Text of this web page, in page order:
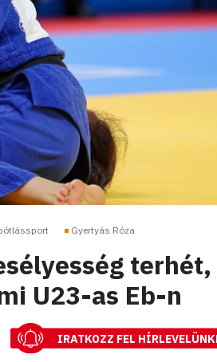
Gyertyás Róza
terhét,
U23-as Eb-n
IRATKOZZ FEL